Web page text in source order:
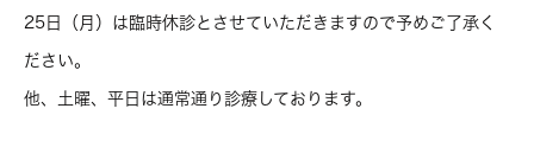
25日（月）は臨時休診とさせていただきますので予めご了承く
ださい。
他、土曜、平日は通常通り診療しております。